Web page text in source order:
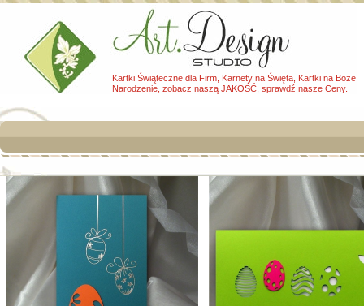
Kartki Świąteczne dla Firm, Karnety na Święta, Kartki na Boże
Narodzenie, zobacz naszą JAKOŚĆ, sprawdź nasze Ceny.